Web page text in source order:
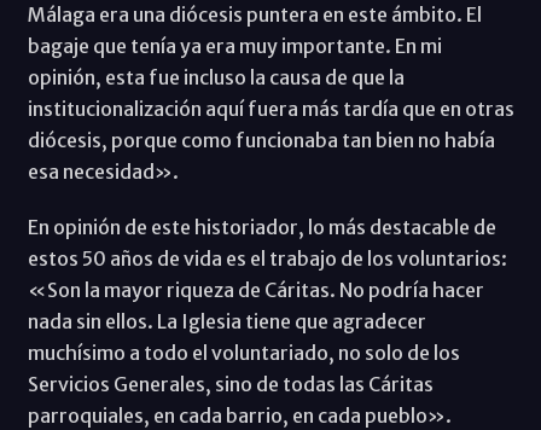
Málaga era una diócesis puntera en este ámbito. El
bagaje que tenía ya era muy importante. En mi
opinión, esta fue incluso la causa de que la
institucionalización aquí fuera más tardía que en otras
diócesis, porque como funcionaba tan bien no había
esa necesidad».
En opinión de este historiador, lo más destacable de
estos 50 años de vida es el trabajo de los voluntarios:
«Son la mayor riqueza de Cáritas. No podría hacer
nada sin ellos. La Iglesia tiene que agradecer
muchísimo a todo el voluntariado, no solo de los
Servicios Generales, sino de todas las Cáritas
parroquiales, en cada barrio, en cada pueblo».